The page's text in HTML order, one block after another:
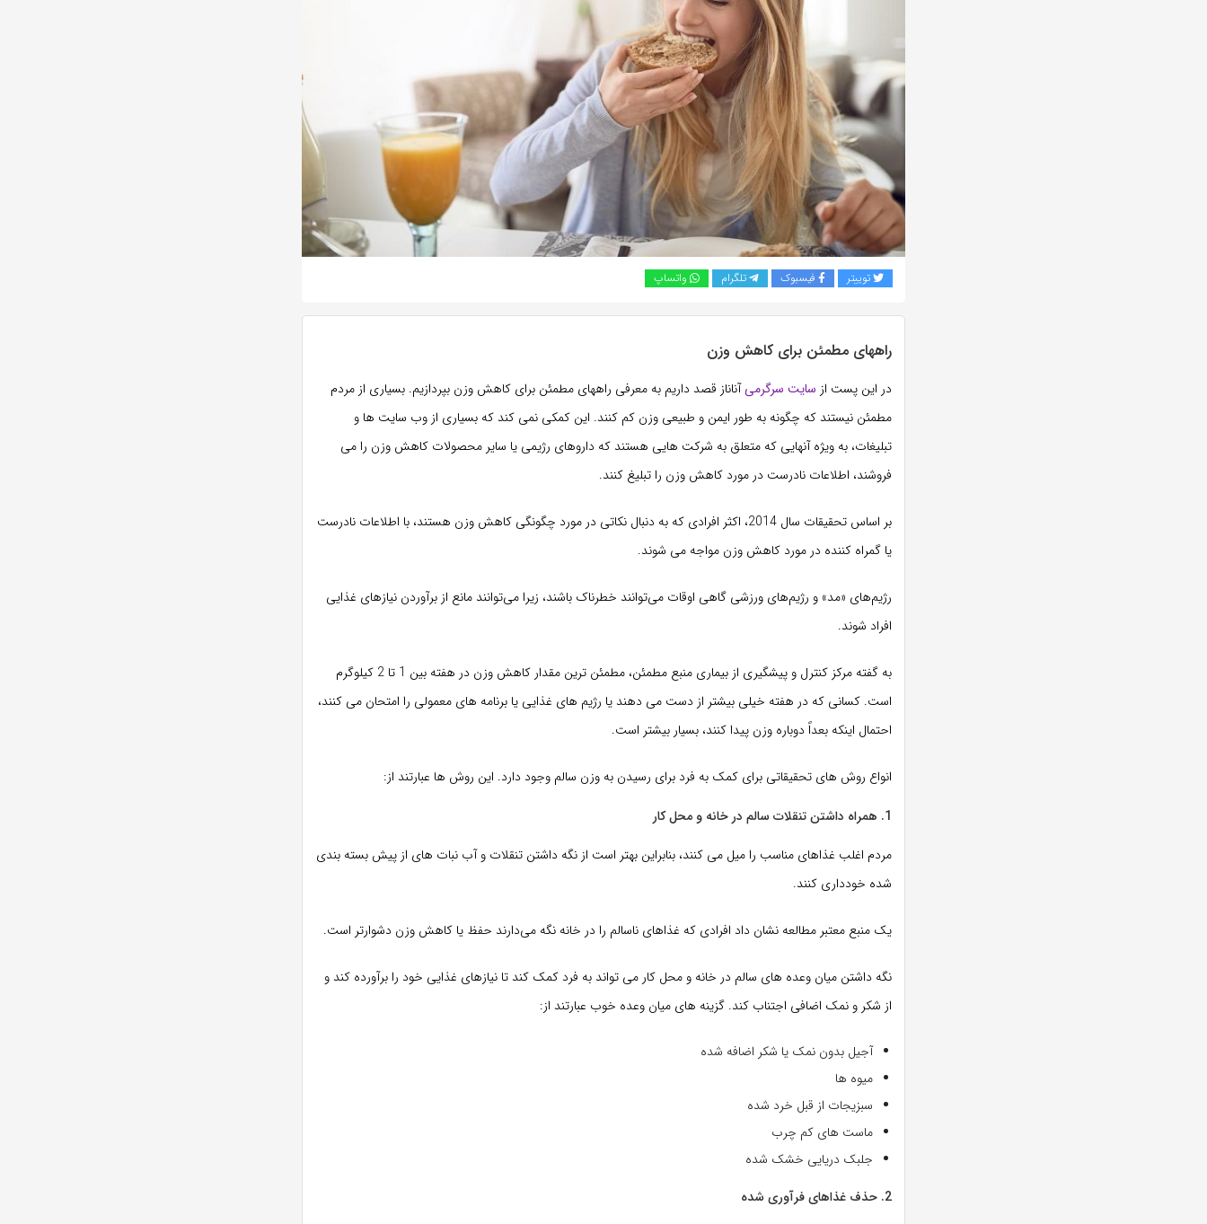
توییتر فیسبوک تلگرام واتساپ
راههای مطمئن برای کاهش وزن
در این پست از سایت سرگرمیآناناز قصد داریم به معرفی راههای مطمئن برای کاهش وزن بپردازیم. بسیاری از مردم
مطمئن نیستند که چگونه به طور ایمن و طبیعی وزن کم کنند. این کمکی نمی کند که بسیاری از وب سایت ها و
تبلیغات، به ویژه آنهایی که متعلق به شرکت هایی هستند که داروهای رژیمی یا سایر محصولات کاهش وزن را می
فروشند، اطلاعات نادرست در مورد کاهش وزن را تبلیغ کنند.
بر اساس تحقیقات سال 2014، اکثر افرادی که به دنبال نکاتی در مورد چگونگی کاهش وزن هستند، با اطلاعات نادرست
یا گمراه کننده در مورد کاهش وزن مواجه می شوند.
رژیم‌های «مد» و رژیم‌های ورزشی گاهی اوقات می‌توانند خطرناک باشند، زیرا می‌توانند مانع از برآوردن نیازهای غذایی
افراد شوند.
به گفته مرکز کنترل و پیشگیری از بیماری منبع مطمئن، مطمئن ترین مقدار کاهش وزن در هفته بین 1 تا 2 کیلوگرم
است. کسانی که در هفته خیلی بیشتر از دست می دهند یا رژیم های غذایی یا برنامه های معمولی را امتحان می کنند،
احتمال اینکه بعداً دوباره وزن پیدا کنند، بسیار بیشتر است.
انواع روش های تحقیقاتی برای کمک به فرد برای رسیدن به وزن سالم وجود دارد. این روش ها عبارتند از:
1. همراه داشتن تنقلات سالم در خانه و محل کار
مردم اغلب غذاهای مناسب را میل می کنند، بنابراین بهتر است از نگه داشتن تنقلات و آب نبات های از پیش بسته بندی
شده خودداری کنند.
یک منبع معتبر مطالعه نشان داد افرادی که غذاهای ناسالم را در خانه نگه می‌دارند حفظ یا کاهش وزن دشوارتر است.
نگه داشتن میان وعده های سالم در خانه و محل کار می تواند به فرد کمک کند تا نیازهای غذایی خود را برآورده کند و
از شکر و نمک اضافی اجتناب کند. گزینه های میان وعده خوب عبارتند از:
آجیل بدون نمک یا شکر اضافه شده
میوه ها
سبزیجات از قبل خرد شده
ماست های کم چرب
جلبک دریایی خشک شده
2. حذف غذاهای فرآوری شده